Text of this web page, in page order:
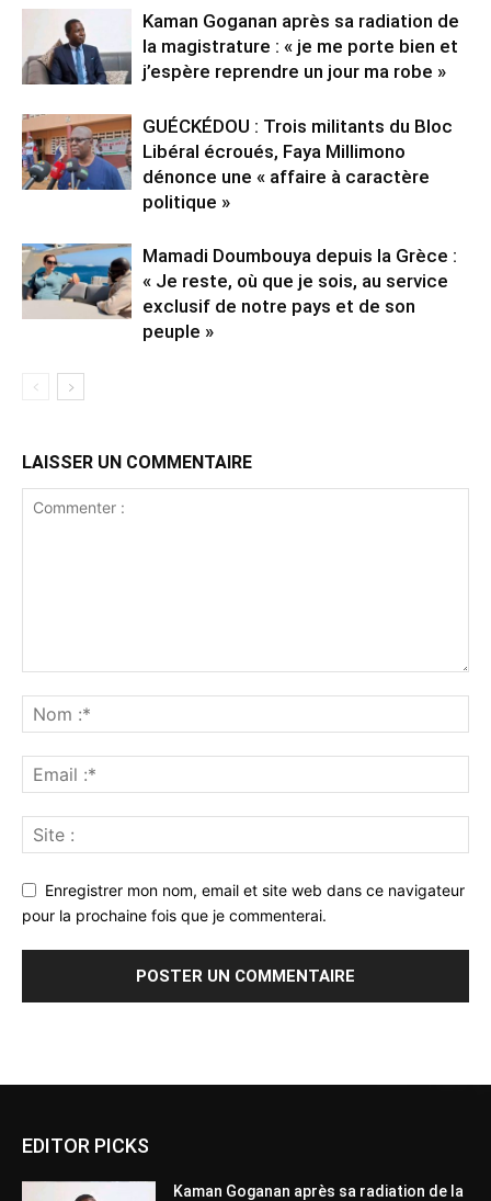
Kaman Goganan après sa radiation de
la magistrature : « je me porte bien et
j’espère reprendre un jour ma robe »
GUÉCKÉDOU : Trois militants du Bloc
Libéral écroués, Faya Millimono
dénonce une « affaire à caractère
politique »
Mamadi Doumbouya depuis la Grèce :
« Je reste, où que je sois, au service
exclusif de notre pays et de son
peuple »
LAISSER UN COMMENTAIRE
Enregistrer mon nom, email et site web dans ce navigateur
pour la prochaine fois que je commenterai.
EDITOR PICKS
Kaman Goganan après sa radiation de la